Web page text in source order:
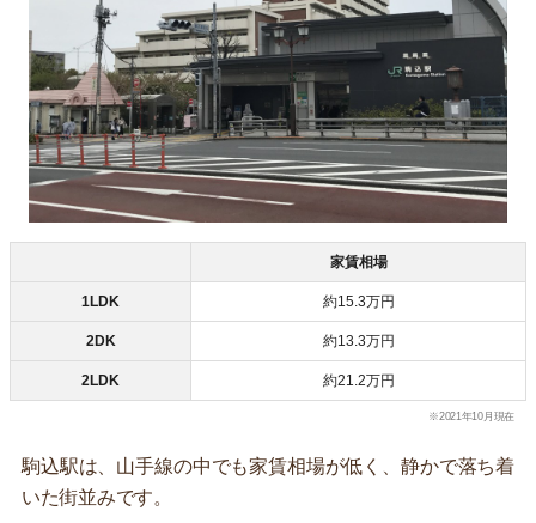
家賃相場
1LDK 約15.3万円
2DK 約13.3万円
2LDK 約21.2万円
※2021年10月現在
駒込駅は、山手線の中でも家賃相場が低く、静かで落ち着
いた街並みです。